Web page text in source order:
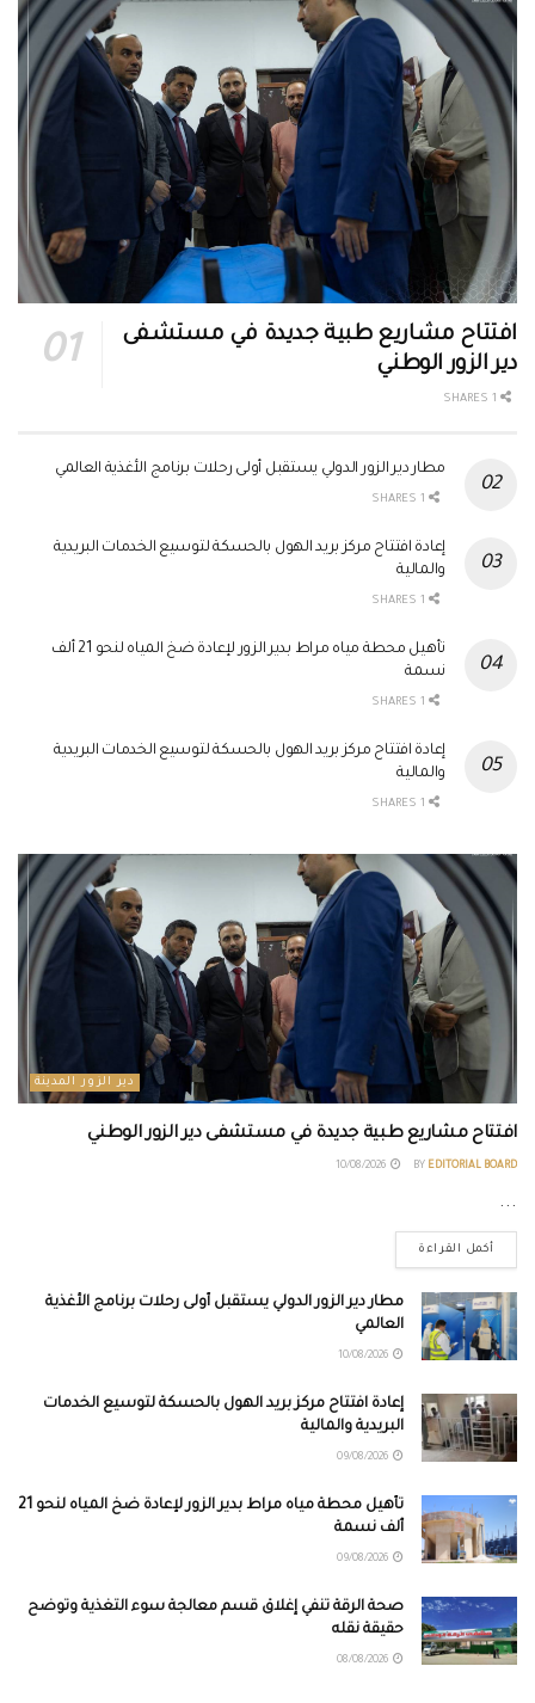
افتتاح مشاريع طبية جديدة في مستشفى
دير الزور الوطني
مطار دير الزور الدولي يستقبل أولى رحلات برنامج الأغذية العالمي
إعادة افتتاح مركز بريد الهول بالحسكة لتوسيع الخدمات البريدية
والمالية
تأهيل محطة مياه مراط بدير الزور لإعادة ضخ المياه لنحو 21 ألف
نسمة
إعادة افتتاح مركز بريد الهول بالحسكة لتوسيع الخدمات البريدية
والمالية
دير الزور المدينة
افتتاح مشاريع طبية جديدة في مستشفى دير الزور الوطني
BY EDITORIAL BOARD
...
أكمل القراءة
مطار دير الزور الدولي يستقبل أولى رحلات برنامج الأغذية
العالمي
إعادة افتتاح مركز بريد الهول بالحسكة لتوسيع الخدمات
البريدية والمالية
تأهيل محطة مياه مراط بدير الزور لإعادة ضخ المياه لنحو 21
ألف نسمة
صحة الرقة تنفي إغلاق قسم معالجة سوء التغذية وتوضح
حقيقة نقله